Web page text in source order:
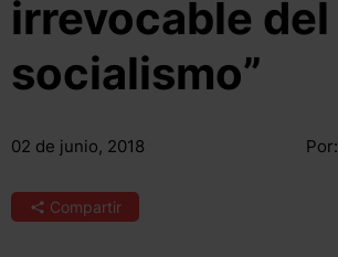
irrevocable del
socialismo”
02 de junio, 2018 Por:
Compartir